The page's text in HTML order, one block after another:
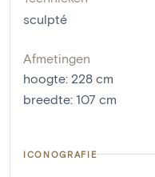
sculpté
Afmetingen
hoogte: 228 cm
breedte: 107 cm
ICONOGRAFIE